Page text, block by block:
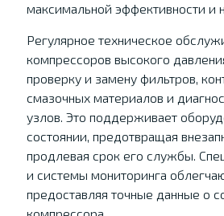
максимальной эффективности и
Регулярное техническое
компрессоров высокого
проверку и замену фильтров,
смазочных материалов и
узлов. Это поддерживает
состоянии, предотвращая
продлевая срок его службы.
и системы мониторинга
предоставляя точные данные о